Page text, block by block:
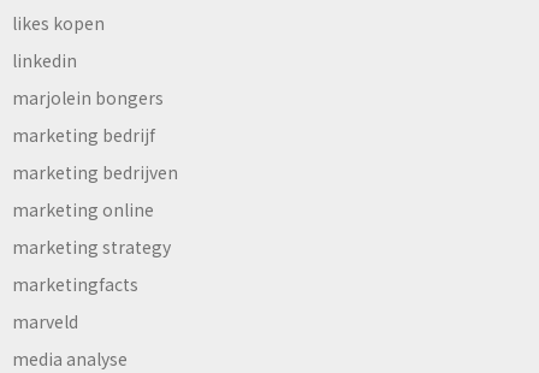
likes kopen
linkedin
marjolein bongers
marketing bedrijf
marketing bedrijven
marketing online
marketing strategy
marketingfacts
marveld
media analyse